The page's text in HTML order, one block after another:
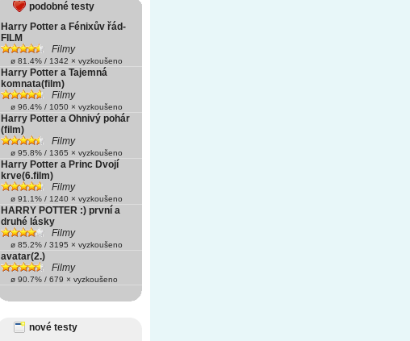
podobné testy
Harry Potter a Fénixův řád-
FILM
Filmy
ø 81.4% / 1342 × vyzkoušeno
Harry Potter a Tajemná
komnata(film)
Filmy
ø 96.4% / 1050 × vyzkoušeno
Harry Potter a Ohnivý pohár
(film)
Filmy
ø 95.8% / 1365 × vyzkoušeno
Harry Potter a Princ Dvojí
krve(6.film)
Filmy
ø 91.1% / 1240 × vyzkoušeno
HARRY POTTER :) první a
druhé lásky
Filmy
ø 85.2% / 3195 × vyzkoušeno
avatar(2.)
Filmy
ø 90.7% / 679 × vyzkoušeno
nové testy